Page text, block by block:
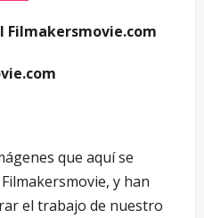
Filmakersmovie.com
que aquí se
y han
el trabajo de nuestro